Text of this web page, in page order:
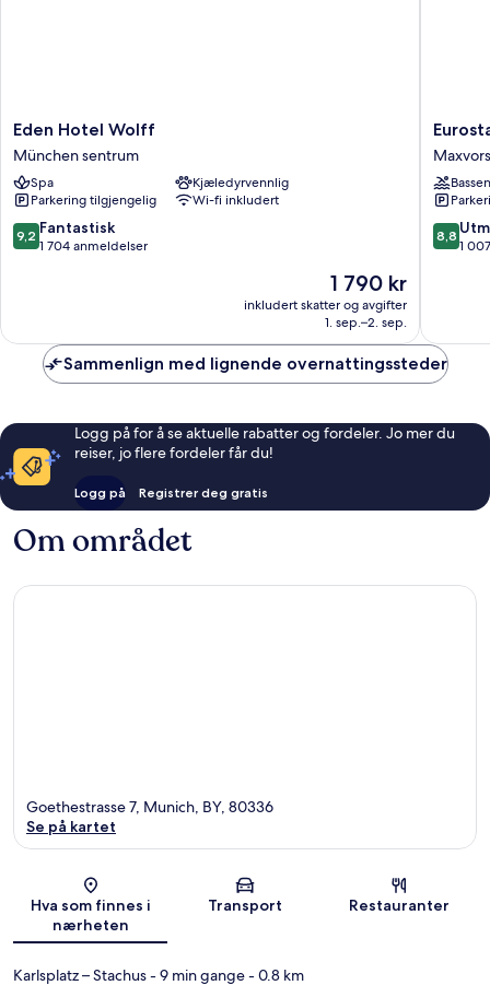
Eden
Hotel
Wolff
München
sentrum
Eden Hotel Wolff
München sentrum
Spa
Kjæledyrvennlig
Parkering tilgjengelig
Wi-fi inkludert
9.2
av
9,2 Fantastisk
1 704 anmeldelser
Prisen
er
1 790 kr
1 790 kr
inkludert skatter og avgifter
1. sep.–2. sep.
Grand
Central
8.8
av
8,8
1
Sammenlign med lignende overnattingssteder
Logg på for å se aktuelle rabatter og fordeler. Jo mer du
reiser, jo flere fordeler får du!
Logg på Registrer deg gratis
Om området
Kart
Goethestrasse 7, Munich, BY, 80336
Se på kartet
Hva som finnes i
nærheten
Transport Restauranter
Karlsplatz – Stachus- 9 min gange- 0.8 km